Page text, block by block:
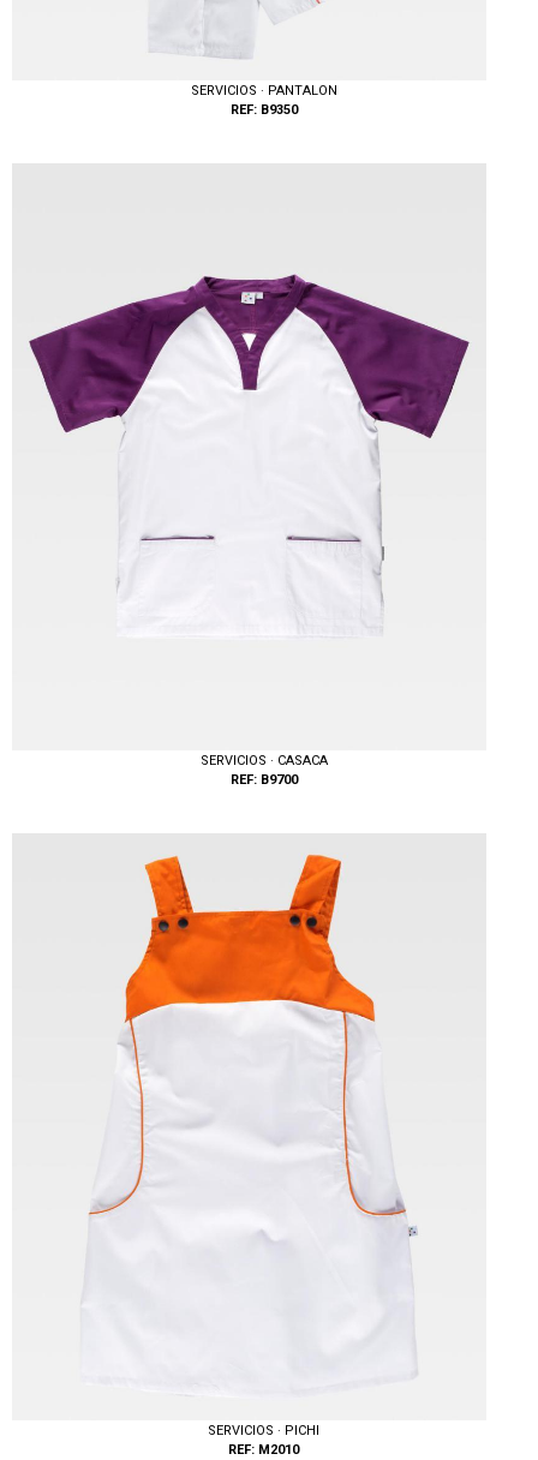
Tallas: S, M, L, XL, XXL
SERVICIOS · PANTALON
REF: B9350
SERVICIOS · CASACA
REF: B9700
SERVICIOS · PICHI
REF: M2010